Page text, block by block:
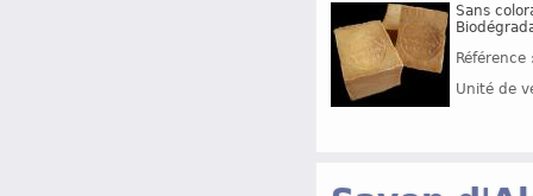
Sans
Unité de